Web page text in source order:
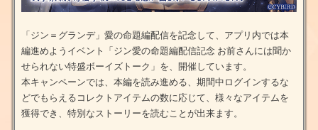
「ジン＝グランデ」愛の命題編配信を記念して、アプリ内では本
編進めようイベント「ジン愛の命題編配信記念 お前さんには聞か
せられない特盛ボーイズトーク」を、開催しています。
本キャンペーンでは、本編を読み進める、期間中ログインするな
どでもらえるコレクトアイテムの数に応じて、様々なアイテムを
獲得でき、特別なストーリーを読むことが出来ます。